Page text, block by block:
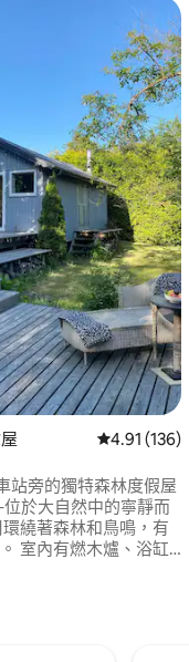
從 136 則評
4.91 (136)
站旁的獨特森林度假屋
於大自然中的寧靜而
繞著森林和鳥鳴，有
室內有燃木爐、浴缸